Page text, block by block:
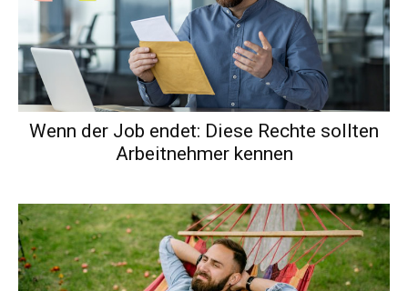
Wenn der Job endet: Diese Rechte sollten
Arbeitnehmer kennen